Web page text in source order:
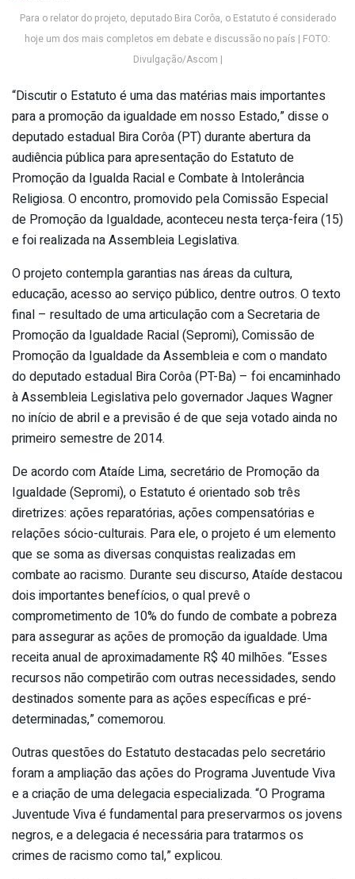
Para o relator do projeto, deputado Bira Corôa, o Estatuto é considerado
hoje um dos mais completos em debate e discussão no país | FOTO:
Divulgação/Ascom |
“Discutir o Estatuto é uma das matérias mais importantes
para a promoção da igualdade em nosso Estado,” disse o
deputado estadual Bira Corôa (PT) durante abertura da
audiência pública para apresentação do Estatuto de
Promoção da Igualda Racial e Combate à Intolerância
Religiosa. O encontro, promovido pela Comissão Especial
de Promoção da Igualdade, aconteceu nesta terça-feira (15)
e foi realizada na Assembleia Legislativa.
O projeto contempla garantias nas áreas da cultura,
educação, acesso ao serviço público, dentre outros. O texto
final – resultado de uma articulação com a Secretaria de
Promoção da Igualdade Racial (Sepromi), Comissão de
Promoção da Igualdade da Assembleia e com o mandato
do deputado estadual Bira Corôa (PT-Ba) – foi encaminhado
à Assembleia Legislativa pelo governador Jaques Wagner
no início de abril e a previsão é de que seja votado ainda no
primeiro semestre de 2014.
De acordo com Ataíde Lima, secretário de Promoção da
Igualdade (Sepromi), o Estatuto é orientado sob três
diretrizes: ações reparatórias, ações compensatórias e
relações sócio-culturais. Para ele, o projeto é um elemento
que se soma as diversas conquistas realizadas em
combate ao racismo. Durante seu discurso, Ataíde destacou
dois importantes benefícios, o qual prevê o
comprometimento de 10% do fundo de combate a pobreza
para assegurar as ações de promoção da igualdade. Uma
receita anual de aproximadamente R$ 40 milhões. “Esses
recursos não competirão com outras necessidades, sendo
destinados somente para as ações específicas e pré-
determinadas,” comemorou.
Outras questões do Estatuto destacadas pelo secretário
foram a ampliação das ações do Programa Juventude Viva
e a criação de uma delegacia especializada. “O Programa
Juventude Viva é fundamental para preservarmos os jovens
negros, e a delegacia é necessária para tratarmos os
crimes de racismo como tal,” explicou.